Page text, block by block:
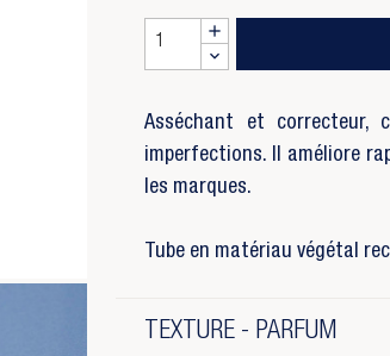
Asséchant et correcteur,
imperfections. Il améliore
les marques.
Tube en matériau végétal
TEXTURE - PARFUM